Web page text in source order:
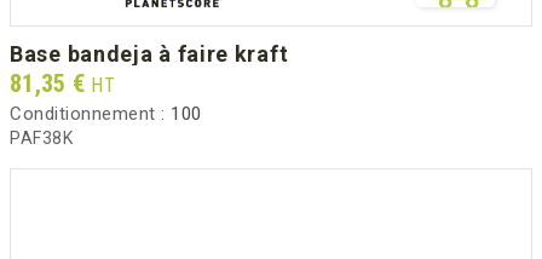
base bandeja à faire kraft
Prix
81,35 € HT
Conditionnement : 100
PAF38K